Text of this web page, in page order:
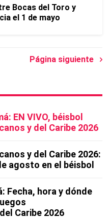
Bocas del Toro y
el 1 de mayo
Página siguiente
EN VIVO, béisbol
y del Caribe 2026
y del Caribe 2026:
agosto en el béisbol
Fecha, hora y dónde
Caribe 2026